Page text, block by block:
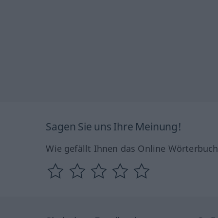
Sagen Sie uns Ihre Meinung!
Wie gefällt Ihnen das Online